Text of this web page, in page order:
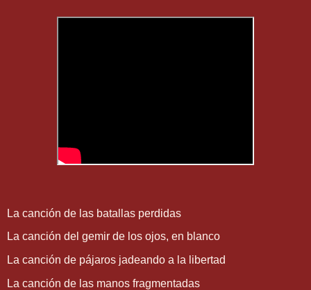
La canción de las batallas perdidas
La canción del gemir de los ojos, en blanco
La canción de pájaros jadeando a la libertad
La canción de las manos fragmentadas